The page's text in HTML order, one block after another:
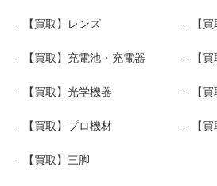
【買取】レンズ 【
【買取】充電池・充電器 【
【買取】光学機器 【
【買取】プロ機材 【
【買取】三脚